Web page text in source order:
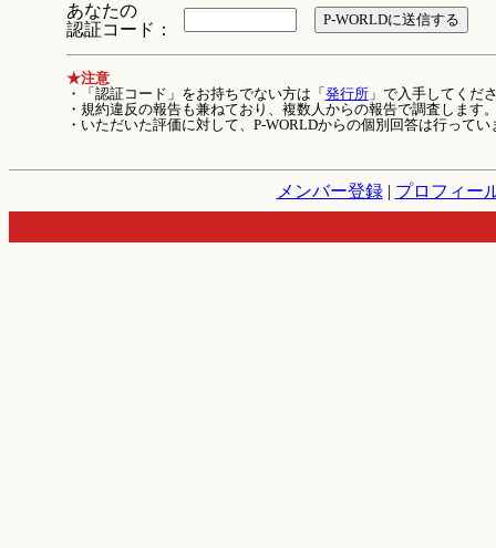
あなたの
認証コード：
★注意
・「認証コード」をお持ちでない方は「 発行所」で入手してくだ
・規約違反の報告も兼ねており、複数人からの報告で調査します
・いただいた評価に対して、P-WORLDからの個別回答は行ってい
メンバー登録| プロフィー